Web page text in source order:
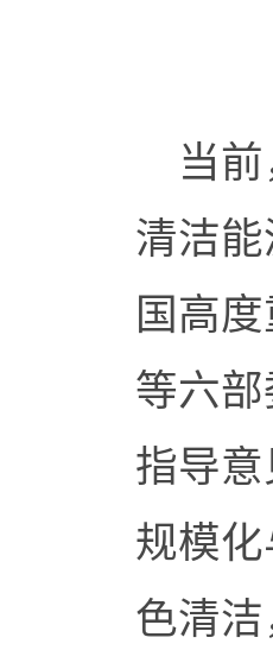
当
清洁
国高
等六
指导
规模
色清